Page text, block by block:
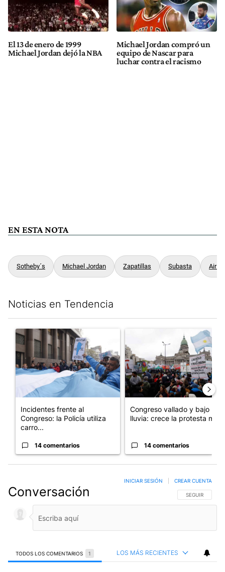
El 13 de enero de 1999
Michael Jordan dejó la NBA
Michael Jordan compró un
equipo de Nascar para
luchar contra el racismo
EN ESTA NOTA
Sotheby´s Michael Jordan Zapatillas Subasta Air
Noticias en Tendencia
Un artículo de tendencia con el título "Incidentes frente al
Incidentes frente al
Congreso: la Policía utiliza
carro...
14 comentarios
Un artículo de tendencia
Congreso vallado y bajo la
lluvia: crece la protesta mi...
14 comentarios
Conversación SIGA ESTA
SEGUIR
INICIAR SESIÓN CREAR CUENTA
TODOS LOS COMENTARIOS 1 LOS MÁS RECIENTES